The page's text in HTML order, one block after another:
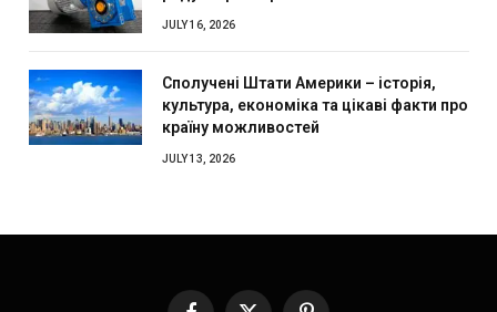
JULY 16, 2026
Сполучені Штати Америки – історія,
культура, економіка та цікаві факти про
країну можливостей
JULY 13, 2026